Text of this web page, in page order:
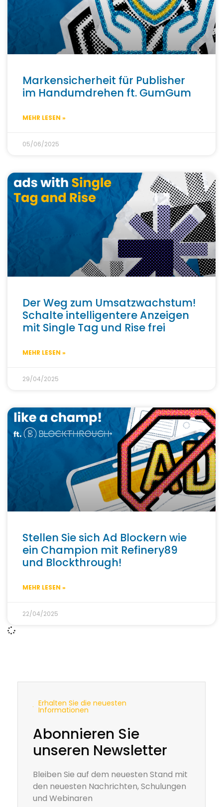
Markensicherheit für Publisher
im Handumdrehen ft. GumGum
MEHR LESEN »
05/06/2025
Der Weg zum Umsatzwachstum!
Schalte intelligentere Anzeigen
mit Single Tag und Rise frei
MEHR LESEN »
29/04/2025
Stellen Sie sich Ad Blockern wie
ein Champion mit Refinery89
und Blockthrough!
MEHR LESEN »
22/04/2025
Erhalten Sie die neuesten
Informationen
Abonnieren Sie
unseren Newsletter
Bleiben Sie auf dem neuesten Stand mit
den neuesten Nachrichten, Schulungen
und Webinaren